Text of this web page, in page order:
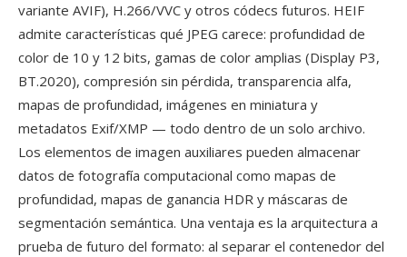
variante AVIF), H.266/VVC y otros códecs futuros. HEIF
admite características qué JPEG carece: profundidad de
color de 10 y 12 bits, gamas de color amplias (Display P3,
BT.2020), compresión sin pérdida, transparencia alfa,
mapas de profundidad, imágenes en miniatura y
metadatos Exif/XMP — todo dentro de un solo archivo.
Los elementos de imagen auxiliares pueden almacenar
datos de fotografía computacional como mapas de
profundidad, mapas de ganancia HDR y máscaras de
segmentación semántica. Una ventaja es la arquitectura a
prueba de futuro del formato: al separar el contenedor del